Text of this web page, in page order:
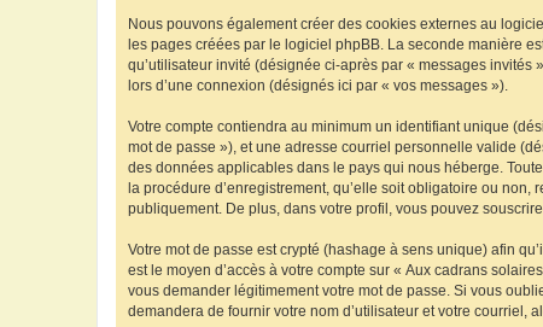
Nous pouvons également créer des cookies externes au
les pages créées par le logiciel phpBB. La seconde manière
qu’utilisateur invité (désignée ci-après par « messages invités
lors d’une connexion (désignés ici par « vos messages »).
Votre compte contiendra au minimum un identifiant unique
mot de passe »), et une adresse courriel personnelle valide
des données applicables dans le pays qui nous héberge.
la procédure d’enregistrement, qu’elle soit obligatoire ou
publiquement. De plus, dans votre profil, vous pouvez
Votre mot de passe est crypté (hashage à sens unique) afin
est le moyen d’accès à votre compte sur « Aux cadrans
vous demander légitimement votre mot de passe. Si vous
demandera de fournir votre nom d’utilisateur et votre courriel,